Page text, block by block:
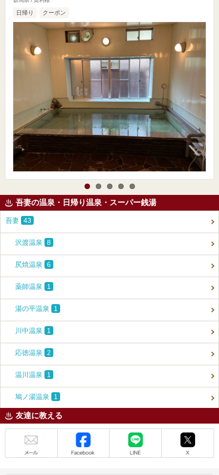
日帰り クーポン
吾妻の温泉・日帰り温泉・スーパー銭湯
吾妻 43
沢渡温泉 8
尻焼温泉 6
薬師温泉 1
湯の平温泉 1
川中温泉 1
応徳温泉 2
温川温泉 1
鳩ノ湯温泉 1
友達に教える